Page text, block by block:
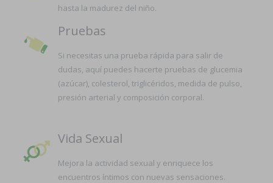
hasta la madurez del niño.
Pruebas
Si necesitas una prueba rápida para salir de
dudas, aquí puedes hacerte pruebas de glucemia
(azúcar), colesterol, triglicéridos, medida de pulso,
presión arterial y composición corporal.
Vida Sexual
Mejora la actividad sexual y enriquece los
encuentros íntimos con nuevas sensaciones.